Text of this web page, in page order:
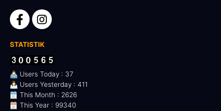
STATISTIK
Users Today : 37
Users Yesterday : 411
This Month : 2626
This Year : 99340